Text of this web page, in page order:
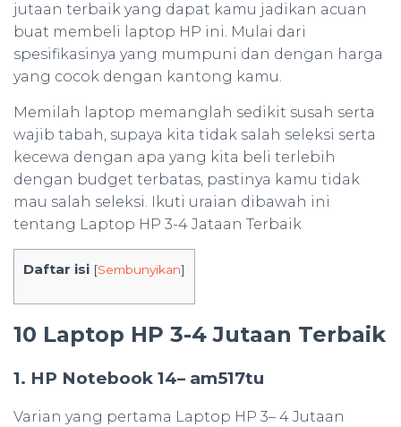
jutaan terbaik yang dapat kamu jadikan acuan
buat membeli laptop HP ini. Mulai dari
spesifikasinya yang mumpuni dan dengan harga
yang cocok dengan kantong kamu.
Memilah laptop memanglah sedikit susah serta
wajib tabah, supaya kita tidak salah seleksi serta
kecewa dengan apa yang kita beli terlebih
dengan budget terbatas, pastinya kamu tidak
mau salah seleksi. Ikuti uraian dibawah ini
tentang Laptop HP 3-4 Jataan Terbaik
Daftar isi [Sembunyikan]
10 Laptop HP 3-4 Jutaan Terbaik
1. HP Notebook 14– am517tu
Varian yang pertama Laptop HP 3– 4 Jutaan